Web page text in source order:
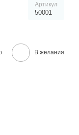
Артикул
50001
В желания